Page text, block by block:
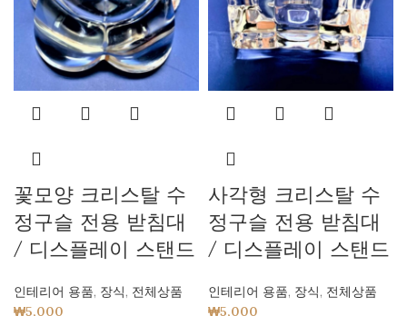
꽃모양 크리스탈 수
정구슬 전용 받침대
/ 디스플레이 스탠드
인테리어 용품, 장식, 전체상품
₩5,000
사각형 크리스탈 수
정구슬 전용 받침대
/ 디스플레이 스탠드
인테리어 용품, 장식, 전체상품
₩5,000